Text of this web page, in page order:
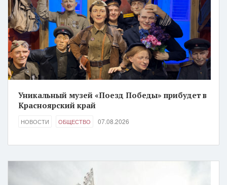
Уникальный музей «Поезд Победы» прибудет в
Красноярский край
НОВОСТИ ОБЩЕСТВО 07.08.2026